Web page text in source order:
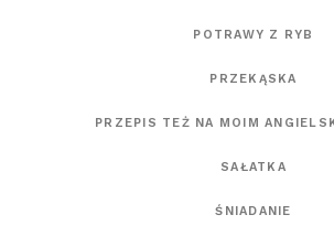
POTRAWY Z RYB
PRZEKĄSKA
PRZEPIS TEŻ NA MOIM
SAŁATKA
ŚNIADANIE